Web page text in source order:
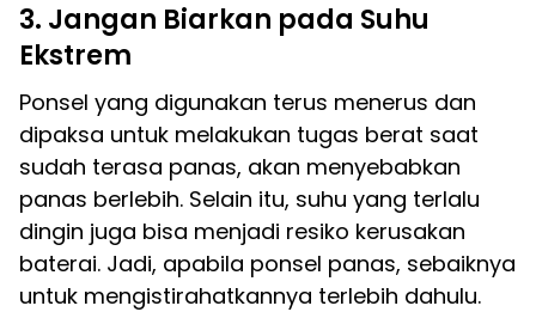
3. Jangan Biarkan pada Suhu
Ekstrem
Ponsel yang digunakan terus menerus dan
dipaksa untuk melakukan tugas berat saat
sudah terasa panas, akan menyebabkan
panas berlebih. Selain itu, suhu yang terlalu
dingin juga bisa menjadi resiko kerusakan
baterai. Jadi, apabila ponsel panas, sebaiknya
untuk mengistirahatkannya terlebih dahulu.